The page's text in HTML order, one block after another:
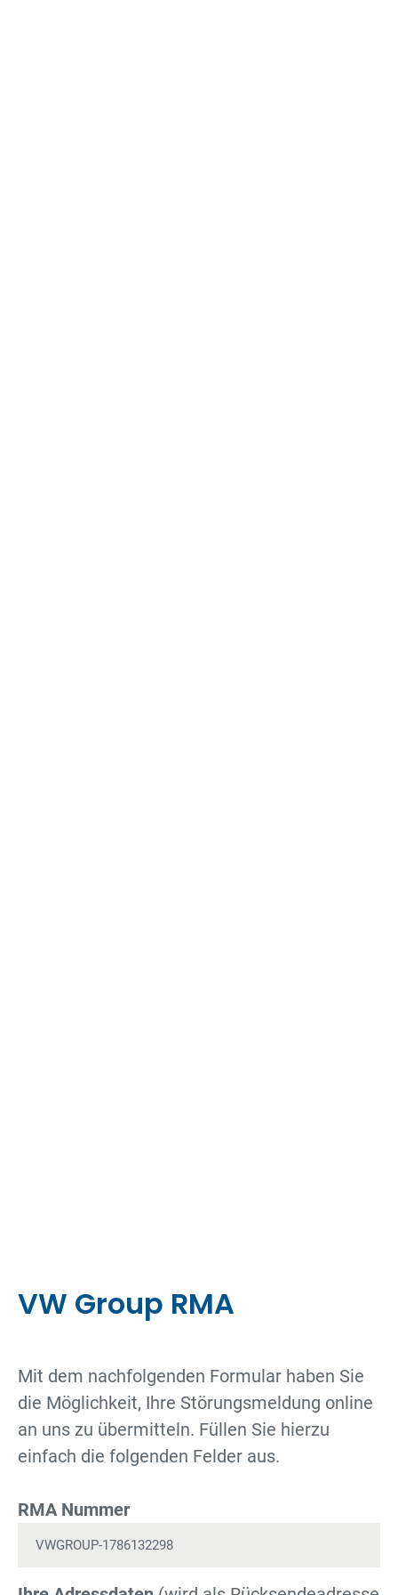
VW Group RMA
Mit dem nachfolgenden Formular haben Sie
die Möglichkeit, Ihre Störungsmeldung online
an uns zu übermitteln. Füllen Sie hierzu
einfach die folgenden Felder aus.
RMA Nummer